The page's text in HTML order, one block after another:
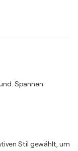
Spannen
Stil gewählt, um